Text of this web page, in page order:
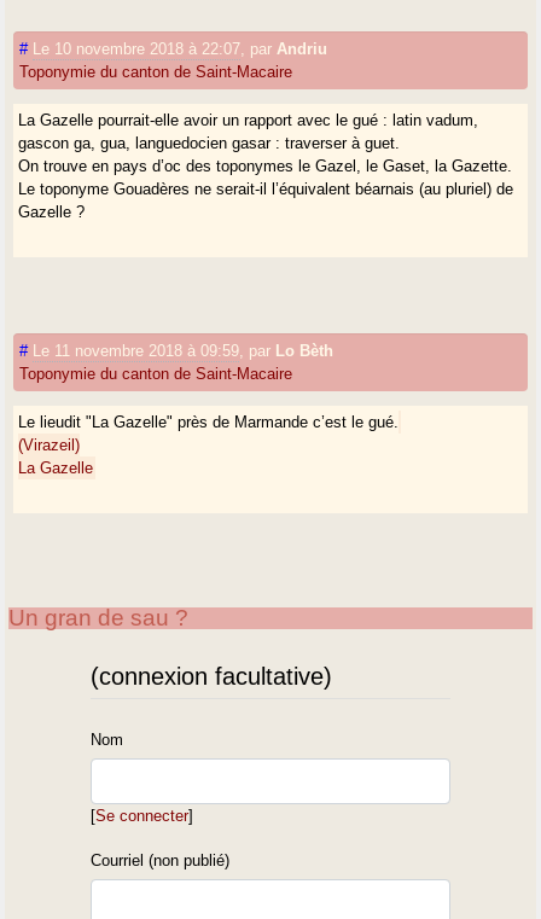
# Le 10 novembre 2018 à 22:07, parAndriu
Toponymie du canton de Saint-Macaire
La Gazelle pourrait-elle avoir un rapport avec le gué : latin vadum,
gascon ga, gua, languedocien gasar : traverser à guet.
On trouve en pays d’oc des toponymes le Gazel, le Gaset, la Gazette.
Le toponyme Gouadères ne serait-il l’équivalent béarnais (au pluriel) de
Gazelle ?
# Le 11 novembre 2018 à 09:59, par Lo Bèth
Toponymie du canton de Saint-Macaire
Le lieudit "La Gazelle" près de Marmande c’est le gué.
(Virazeil)
La Gazelle
Un gran de sau ?
(connexion facultative)
Nom
[Se connecter]
Courriel (non publié)